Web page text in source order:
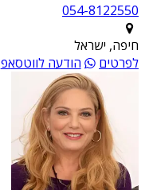
054-8122550
חיפה, ישראל
לפרטים
הודעה לווטסאפ